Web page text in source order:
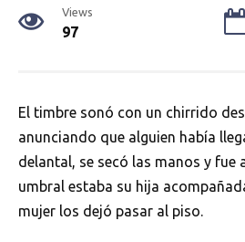
Views
97
El timbre sonó con un chirrido
anunciando que alguien había
delantal, se secó las manos y fue
umbral estaba su hija
mujer los dejó pasar al piso.